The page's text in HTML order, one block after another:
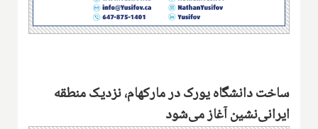
ساخت دانشگاه یورک در مارکهام، نزدیک منطقه
ایرانی‌نشین آغاز می‌شود